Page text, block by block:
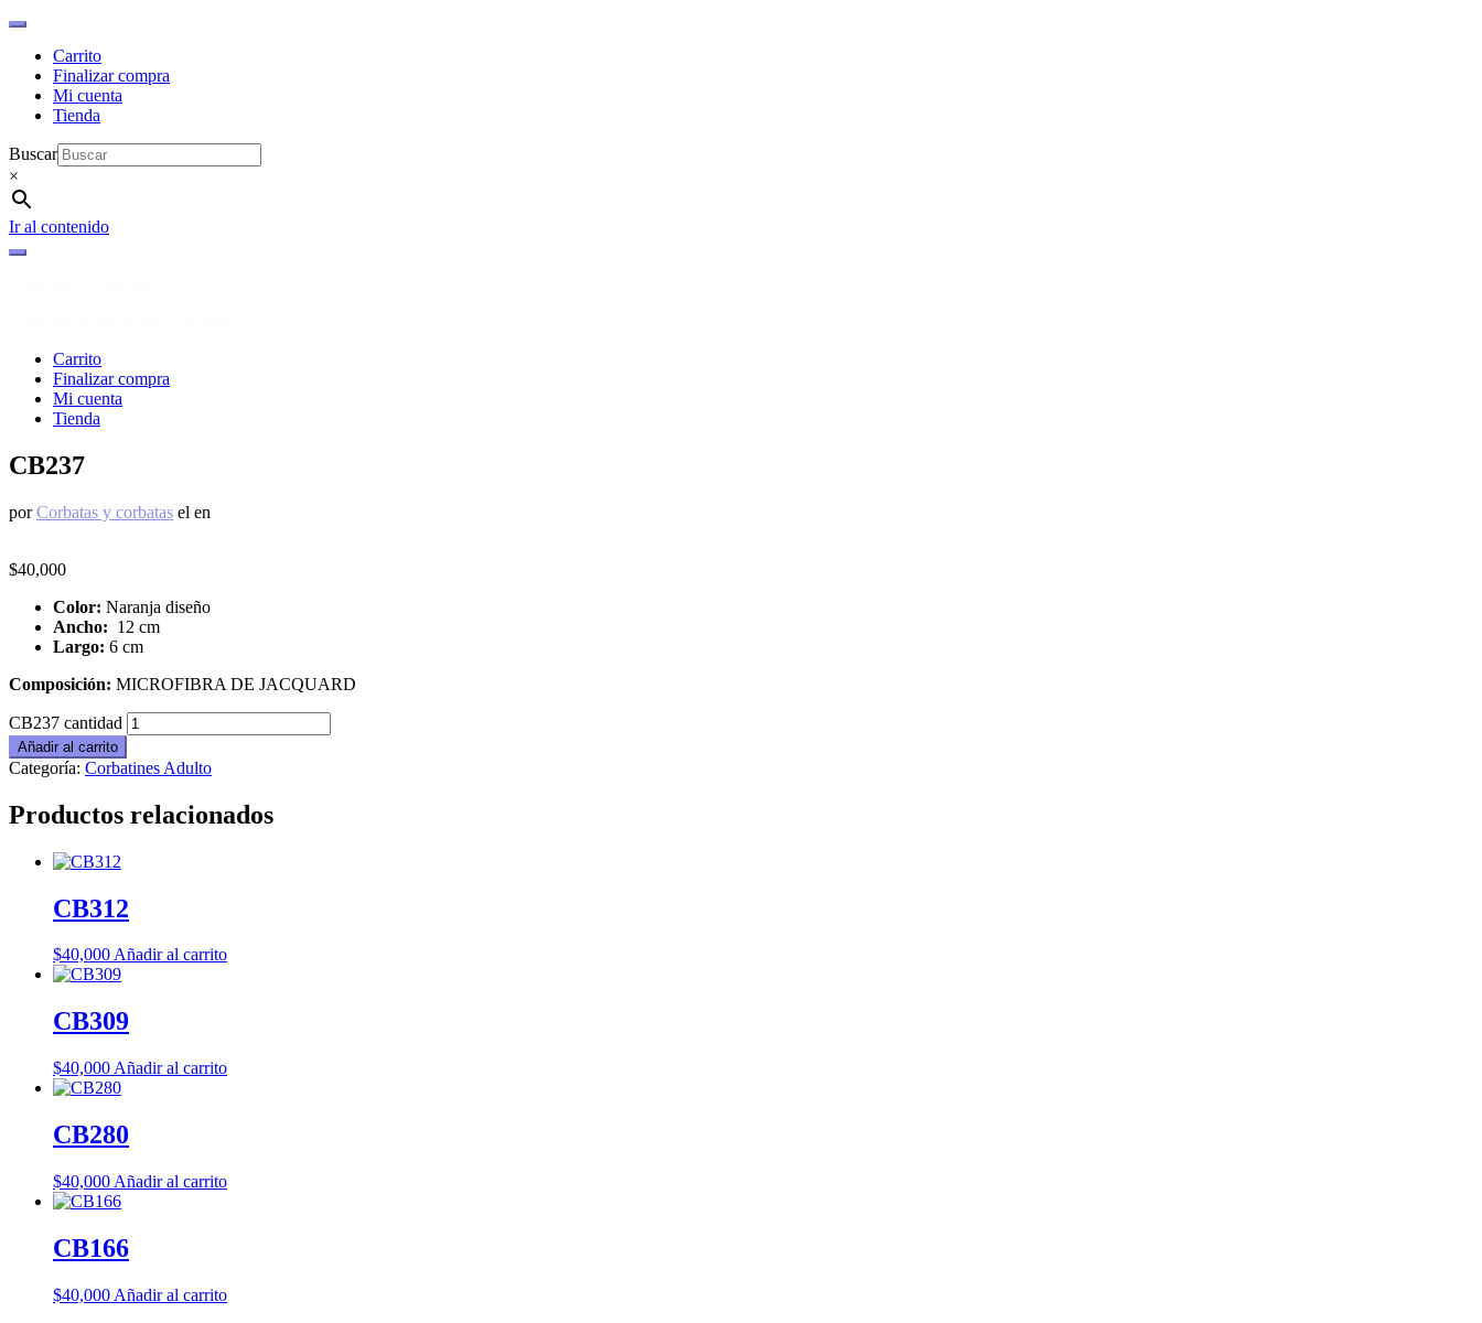
Carrito
Finalizar compra
Mi cuenta
Tienda
Buscar
×
Ir al contenido
Carrito
Finalizar compra
Mi cuenta
Tienda
CB237
porCorbatas y corbatas el en
$40,000
Color: Naranja diseño
Ancho: 12 cm
Largo: 6 cm
Composición: MICROFIBRA DE JACQUARD
CB237 cantidad
Añadir al carrito
Categoría: Corbatines Adulto
Productos relacionados
CB312
$40,000Añadir al carrito
CB309
$40,000 Añadir al carrito
CB280
$40,000 Añadir al carrito
CB166
$40,000 Añadir al carrito